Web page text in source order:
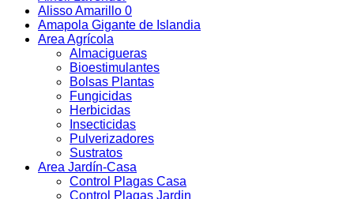
Alisso Amarillo 0
Amapola Gigante de Islandia
Area Agrícola
Almacigueras
Bioestimulantes
Bolsas Plantas
Fungicidas
Herbicidas
Insecticidas
Pulverizadores
Sustratos
Area Jardín-Casa
Control Plagas Casa
Control Plagas Jardin